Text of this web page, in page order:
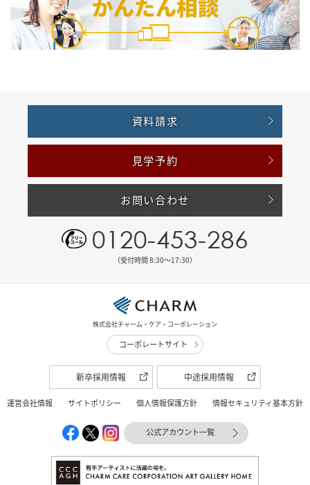
資料請求
見学予約
お問い合わせ
0120-453-286
（受付時間 8:30〜17:30）
株式会社チャーム・ケア・コーポレーション
コーポレートサイト
新卒採用情報 中途採用情報
運営会社情報 サイトポリシー 個人情報保護方針 情報セキュリティ基本方針
公式アカウント一覧